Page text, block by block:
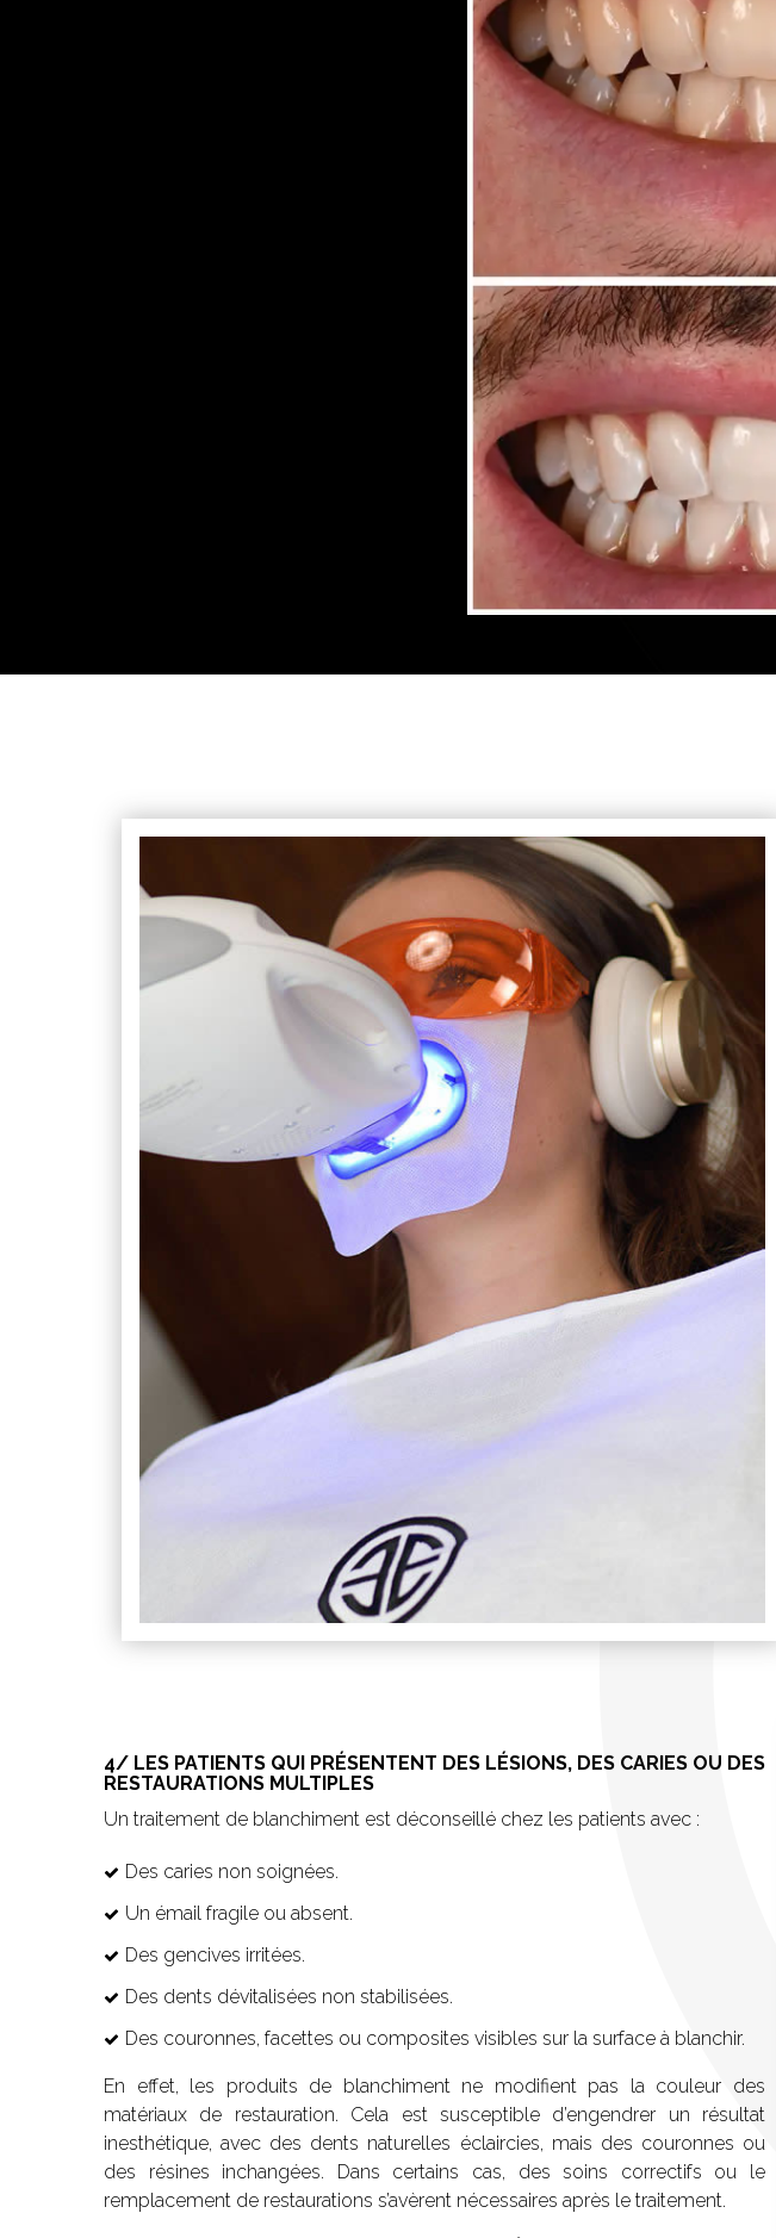
4/ LES PATIENTS QUI PRÉSENTENT DES LÉSIONS, DES CARIES OU DES
RESTAURATIONS MULTIPLES
Un traitement de blanchiment est déconseillé chez les patients avec :
Des caries non soignées.
Un émail fragile ou absent.
Des gencives irritées.
Des dents dévitalisées non stabilisées.
Des couronnes, facettes ou composites visibles sur la surface à blanchir.
En effet, les produits de blanchiment ne modifient pas la couleur des
matériaux de restauration. Cela est susceptible d’engendrer un résultat
inesthétique, avec des dents naturelles éclaircies, mais des couronnes ou
des résines inchangées. Dans certains cas, des soins correctifs ou le
remplacement de restaurations s’avèrent nécessaires après le traitement.